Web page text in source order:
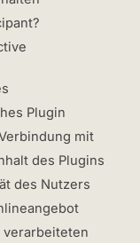
Plugin
mit
des Plugins
des Nutzers
verarbeiteten